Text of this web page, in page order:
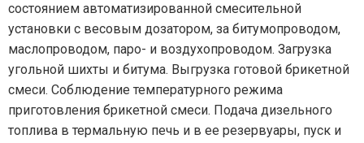
состоянием автоматизированной смесительной
установки с весовым дозатором, за битумопроводом,
маслопроводом, паро- и воздухопроводом. Загрузка
угольной шихты и битума. Выгрузка готовой брикетной
смеси. Соблюдение температурного режима
приготовления брикетной смеси. Подача дизельного
топлива в термальную печь и в ее резервуары, пуск и